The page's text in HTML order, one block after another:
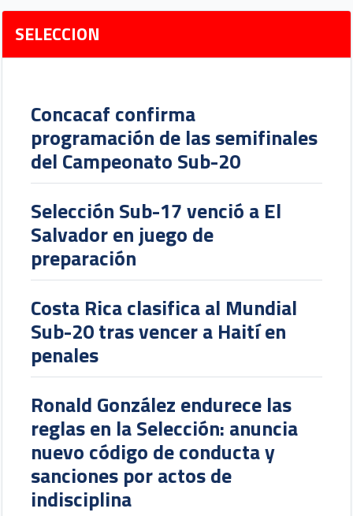
SELECCION
Concacaf confirma
programación de las semifinales
del Campeonato Sub-20
Selección Sub-17 venció a El
Salvador en juego de
preparación
Costa Rica clasifica al Mundial
Sub-20 tras vencer a Haití en
penales
Ronald González endurece las
reglas en la Selección: anuncia
nuevo código de conducta y
sanciones por actos de
indisciplina